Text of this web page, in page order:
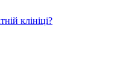
клініці?